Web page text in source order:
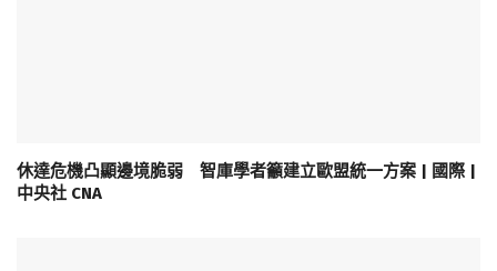
休達危機凸顯邊境脆弱 智庫學者籲建立歐盟統一方案 | 國際 |
中央社 CNA